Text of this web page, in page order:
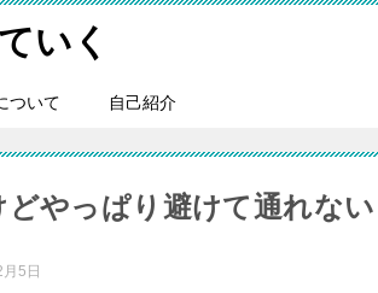
いく
ついて 自己紹介
どやっぱり避けて通れない
5日